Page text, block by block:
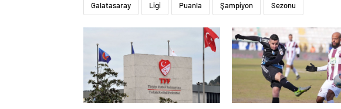
Galatasaray Ligi Puanla Şampiyon Sezonu